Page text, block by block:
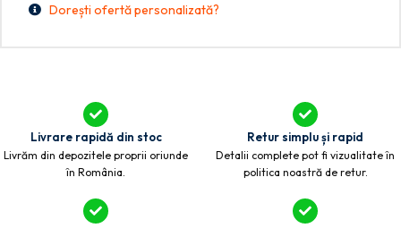
Dorești ofertă personalizată?
Livrare rapidă din stoc
Livrăm din depozitele proprii oriunde
în România.
Retur simplu și rapid
Detalii complete pot fi vizualitate în
politica noastră de retur.